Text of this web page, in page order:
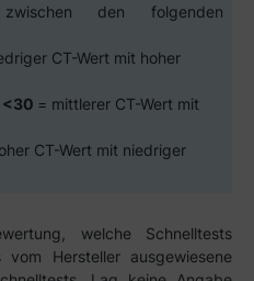
zwischen den folgenden
CT-Wert mit hoher
<30 = mittlerer CT-Wert mit
CT-Wert mit niedriger
welche Schnelltests
Hersteller ausgewiesene